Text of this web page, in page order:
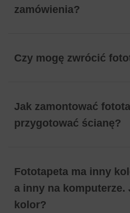
zamówienia?
Czy mogę zwrócić
Jak zamontować
przygotować ścianę?
Fototapeta ma inny
a inny na komputerze.
kolor?